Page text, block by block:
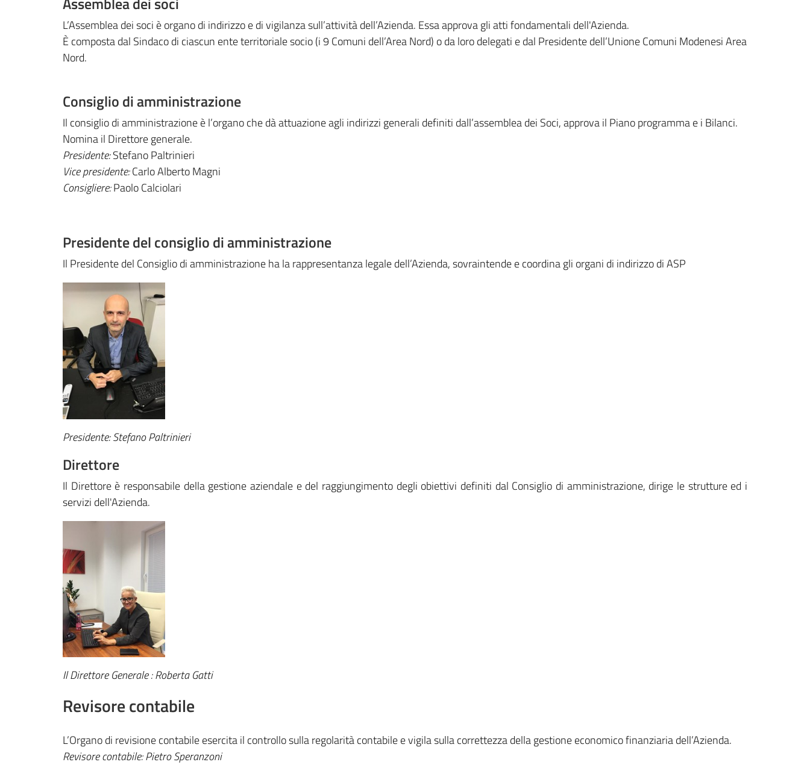
L’Assemblea dei soci è organo di indirizzo e di vigilanza sull’attività dell’Azienda. Essa approva gli atti fondamentali dell'Azienda.
È composta dal Sindaco di ciascun ente territoriale socio (i 9 Comuni dell’Area Nord) o da loro delegati e dal Presidente dell’Unione Comuni Modenesi Area
Nord.
Consiglio di amministrazione
Il consiglio di amministrazione è l’organo che dà attuazione agli indirizzi generali definiti dall’assemblea dei Soci, approva il Piano programma e i Bilanci.
Nomina il Direttore generale.
Presidente:Stefano Paltrinieri
Vice presidente:Carlo Alberto Magni
Consigliere:Paolo Calciolari
Presidente del consiglio di amministrazione
Il Presidente del Consiglio di amministrazione ha la rappresentanza legale dell’Azienda, sovraintende e coordina gli organi di indirizzo di ASP
Presidente: Stefano Paltrinieri
Direttore
Il Direttore è responsabile della gestione aziendale e del raggiungimento degli obiettivi definiti dal Consiglio di amministrazione, dirige le strutture ed i
servizi dell'Azienda.
Il Direttore Generale : Roberta Gatti
Revisore contabile
L’Organo di revisione contabile esercita il controllo sulla regolarità contabile e vigila sulla correttezza della gestione economico finanziaria dell’Azienda.
Revisore contabile: Pietro Speranzoni